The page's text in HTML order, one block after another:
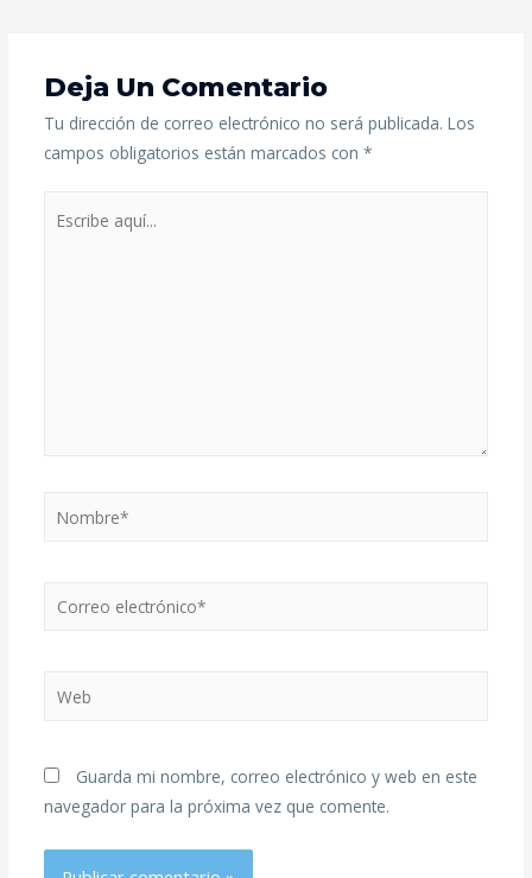
Deja Un Comentario
Tu dirección de correo electrónico no será publicada. Los
campos obligatorios están marcados con *
Guarda mi nombre, correo electrónico y web en este
navegador para la próxima vez que comente.